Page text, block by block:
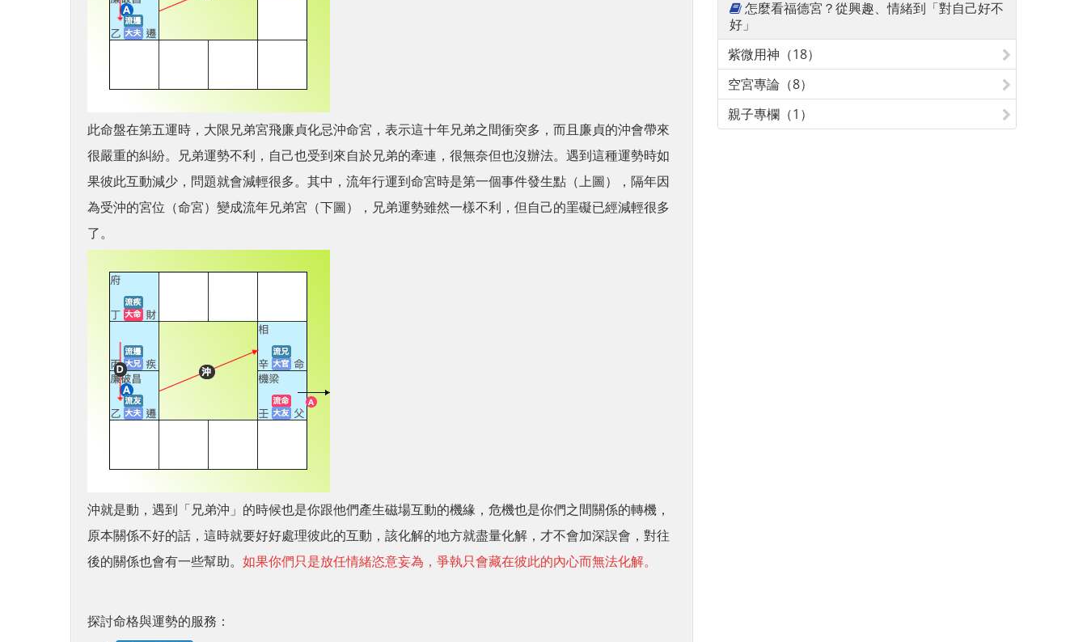
此命盤在第五運時，大限兄弟宮飛廉貞化忌沖命宮，表示這十年兄弟之間衝突多，而且廉貞的沖會帶來
很嚴重的糾紛。兄弟運勢不利，自己也受到來自於兄弟的牽連，很無奈但也沒辦法。遇到這種運勢時如
果彼此互動減少，問題就會減輕很多。其中，流年行運到命宮時是第一個事件發生點（上圖），隔年因
為受沖的宮位（命宮）變成流年兄弟宮（下圖），兄弟運勢雖然一樣不利，但自己的罣礙已經減輕很多
了。
沖就是動，遇到「兄弟沖」的時候也是你跟他們產生磁場互動的機緣，危機也是你們之間關係的轉機，
原本關係不好的話，這時就要好好處理彼此的互動，該化解的地方就盡量化解，才不會加深誤會，對往
後的關係也會有一些幫助。 如果你們只是放任情緒恣意妄為，爭執只會藏在彼此的內心而無法化解。
探討命格與運勢的服務：
怎麼看福德宮？從興趣、情緒到「對自己好不
好」
紫微用神（18）
空宮專論（8）
親子專欄（1）